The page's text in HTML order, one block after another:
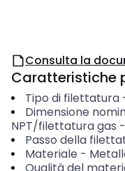
Consulta la
Caratteristiche
Tipo di filettatura
Dimensione
NPT/filettatura gas -
Passo della
Materiale -